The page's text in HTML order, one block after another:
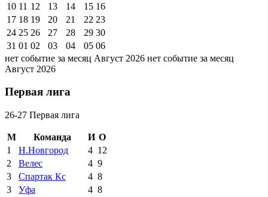
10 11 12 13 14 15 16
17 18 19 20 21 22 23
24 25 26 27 28 29 30
31 01 02 03 04 05 06
нет событие за месяц Август 2026 нет событие за месяц
Август 2026
Первая лига
26-27 Первая лига
М Команда И О
1
Н.Новгород 4 12
2
Велес 4 9
3
Спартак Кс 4 8
3
Уфа 4 8